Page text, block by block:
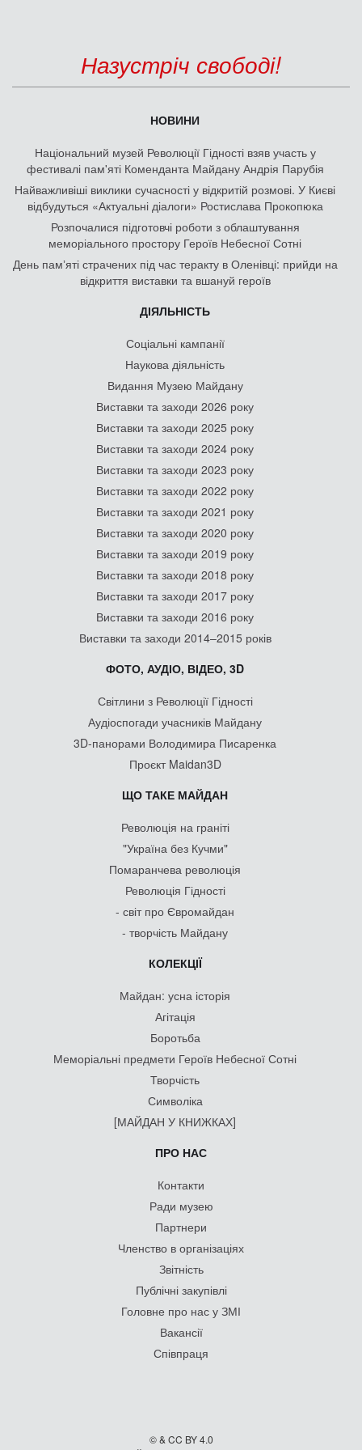
Назустріч свободі!
НОВИНИ
Національний музей Революції Гідності взяв участь у
фестивалі пам'яті Коменданта Майдану Андрія Парубія
Найважливіші виклики сучасності у відкритій розмові. У Києві
відбудуться «Актуальні діалоги» Ростислава Прокопюка
Розпочалися підготовчі роботи з облаштування
меморіального простору Героїв Небесної Сотні
День памʼяті страчених під час теракту в Оленівці: прийди на
відкриття виставки та вшануй героїв
ДІЯЛЬНІСТЬ
Соціальні кампанії
Наукова діяльність
Видання Музею Майдану
Виставки та заходи 2026 року
Виставки та заходи 2025 року
Виставки та заходи 2024 року
Виставки та заходи 2023 року
Виставки та заходи 2022 року
Виставки та заходи 2021 року
Виставки та заходи 2020 року
Виставки та заходи 2019 року
Виставки та заходи 2018 року
Виставки та заходи 2017 року
Виставки та заходи 2016 року
Виставки та заходи 2014–2015 років
ФОТО, АУДІО, ВІДЕО, 3D
Світлини з Революції Гідності
Аудіоспогади учасників Майдану
3D-панорами Володимира Писаренка
Проєкт Maidan3D
ЩО ТАКЕ МАЙДАН
Революція на граніті
"Україна без Кучми"
Помаранчева революція
Революція Гідності
- світ про Євромайдан
- творчість Майдану
КОЛЕКЦІЇ
Майдан: усна історія
Агітація
Боротьба
Меморіальні предмети Героїв Небесної Сотні
Творчість
Символіка
[МАЙДАН У КНИЖКАХ]
ПРО НАС
Контакти
Ради музею
Партнери
Членство в організаціях
Звітність
Публічні закупівлі
Головне про нас у ЗМІ
Вакансії
Співпраця
© & CC BY 4.0